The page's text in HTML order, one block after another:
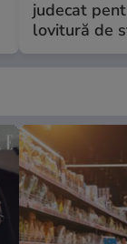
judecat
lovitură de